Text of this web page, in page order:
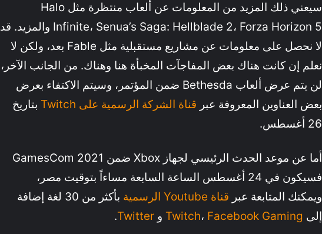
سيعني ذلك المزيد من المعلومات عن ألعاب منتظرة مثل Halo
Infinite، Senua’s Saga: Hellblade 2، Forza Horizon 5 والمزيد. قد
لا نحصل على معلومات عن مشاريع مستقبلية مثل Fable بعد، ولكن لا
نعلم إن كانت هناك بعض المفاجآت المخبأة هنا وهناك. من الجانب الآخر،
لن يتم عرض ألعاب Bethesda ضمن المؤتمر، وسيتم الاكتفاء بعرض
بعض العناوين المعروفة عبر قناة الشركة الرسمية على TWitch
بتاريخ
26 أغسطس.
أما عن موعد الحدث الرئيسي لجهاز Xbox ضمن GamesCom 2021
فسيكون في 24 أغسطس الساعة السابعة مساءاً بتوقيت مصر،
ويمكنك المتابعة عبر قناة Youtube الرسمية
بأكثر من 30 لغة إضافة
إلى
Twitch، Facebook Gaming و Twitter
.